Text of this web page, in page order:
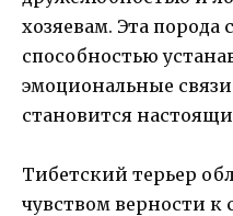
хозяевам. Эта порода
способностью
эмоциональные
становится
Тибетский терьер
чувством верности к